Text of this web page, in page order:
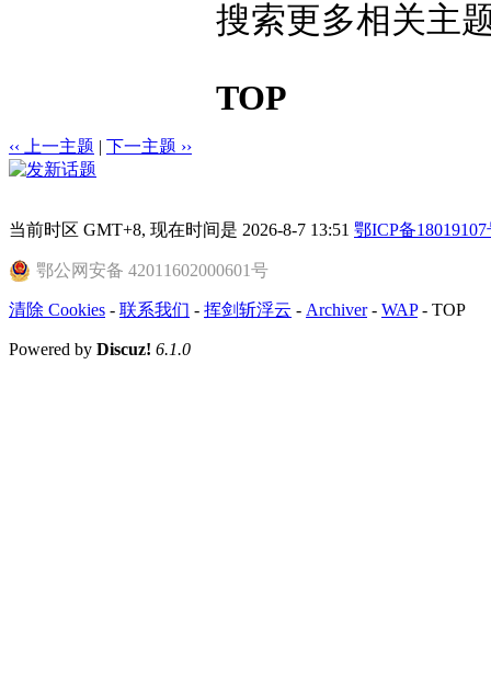
搜索更多相关主
TOP
‹‹ 上一主题 | 下一主题 ››
当前时区 GMT+8, 现在时间是 2026-8-7 13:51 鄂ICP备18019107
鄂公网安备 42011602000601号
清除 Cookies - 联系我们 - 挥剑斩浮云 - Archiver- WAP- TOP
Powered by Discuz! 6.1.0